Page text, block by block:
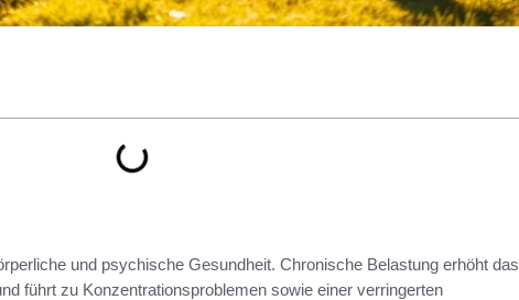
und psychische Gesundheit. Chronische Belastung erhöht das
führt zu Konzentrationsproblemen sowie einer verringerten